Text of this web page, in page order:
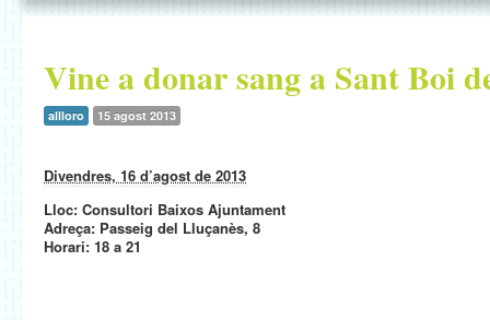
Vine a donar sang a Sant Boi
allloro 15 agost 2013
Divendres, 16 d’agost de 2013
Lloc: Consultori Baixos Ajuntament
Adreça: Passeig del Lluçanès, 8
Horari: 18 a 21